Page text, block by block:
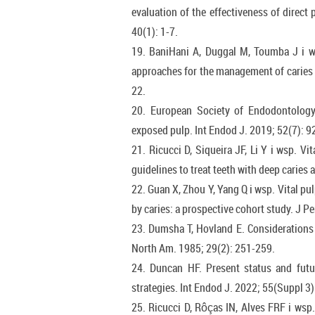
evaluation of the effectiveness of direct
40(1): 1-7.
19. BaniHani A, Duggal M, Toumba J i
approaches for the management of
22.
20. European Society of
exposed pulp. Int Endod J. 2019; 52(7):
21. Ricucci D, Siqueira JF, Li Y i wsp.
guidelines to treat teeth with deep caries
22. Guan X, Zhou Y, Yang Q i wsp. Vital
by caries: a prospective cohort study. J
23. Dumsha T, Hovland E.
North Am. 1985; 29(2): 251-259.
24. Duncan HF. Present status and
strategies. Int Endod J. 2022; 55(Suppl
25. Ricucci D, Rôças IN, Alves FRF i